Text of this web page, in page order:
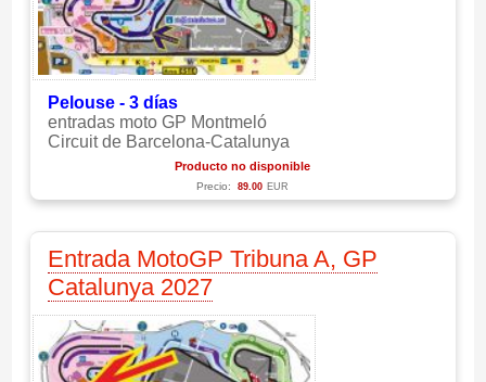
Pelouse - 3 días
entradas moto GP Montmeló
Circuit de Barcelona-Catalunya
Producto no disponible
Precio: 89.00 EUR
Entrada MotoGP Tribuna A, GP
Catalunya 2027